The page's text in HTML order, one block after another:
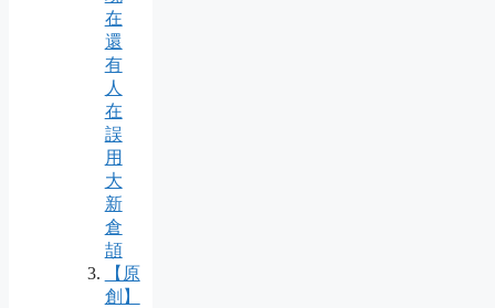
在
還
有
人
在
誤
用
大
新
倉
頡
【原
創】